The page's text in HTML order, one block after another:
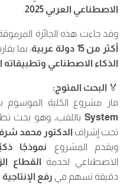
الاصطناعي العربي 2025
.
وقد جاءت هذه الجائزة
أكثر من 15 دولة عربية
، بما
الذكاء الاصطناعي وتطبيقاته
🏅 البحث المتوج:
فاز مشروع الكلية الموسوم
Systemباللقب، وهو بحث
تحت إشراف الدكتور محمد
ويقدم المشروع
نموذجًا
الاصطناعي لخدمة القطاع
دقيقة تسهم في رفع